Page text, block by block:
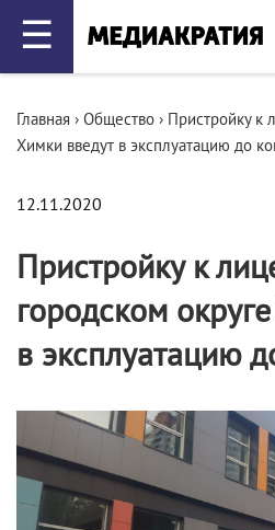
☰
Главная › Общество › Пристройку к
Химки введут в эксплуатацию до
12.11.2020
Пристройку к
городском
в эксплуатацию